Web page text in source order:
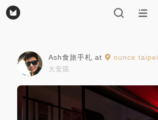
Ash食旅手札 at ounce taipei
大安區